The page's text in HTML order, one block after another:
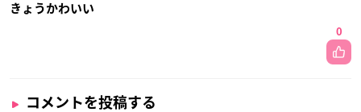
きょうかわいい
0
コメントを投稿する